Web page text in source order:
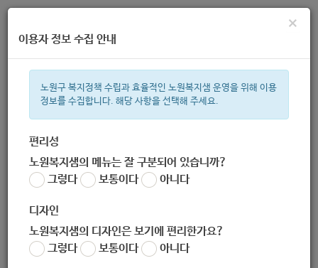
주간 인기검색어
한눈으로 보는 복지 정보
×
이용자 정보 수집 안내
노원구 복지정책 수립과 효율적인 노원복지샘 운영을 위해 이용
정보를 수집합니다. 해당 사항을 선택해 주세요.
편리성
노원복지샘의 메뉴는 잘 구분되어 있습니까?
그렇다
보통이다 아니다
디자인
노원복지샘의 디자인은 보기에 편리한가요?
그렇다
보통이다 아니다
시니어 아카데미